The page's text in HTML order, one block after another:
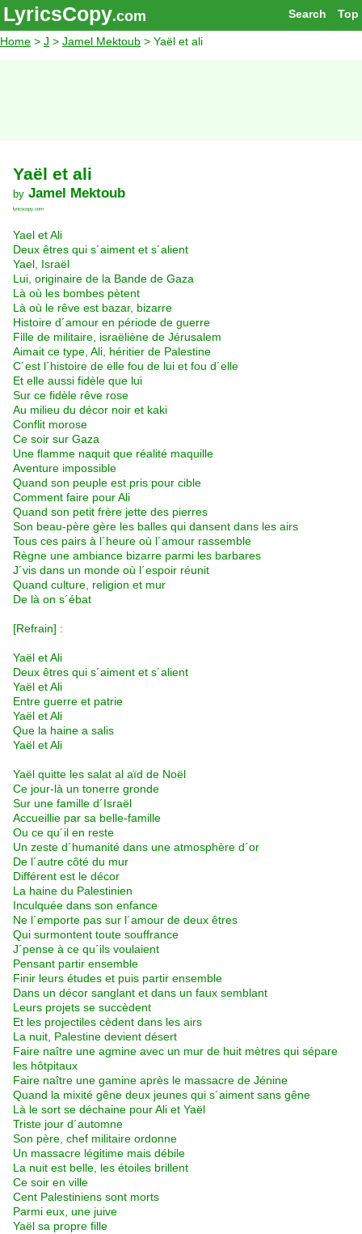
Top
Search
LyricsCopy.com
Home > J > Jamel Mektoub > Yaël et ali
Yaël et ali
by Jamel Mektoub
lyricscopy.com
Yael et Ali
Deux êtres qui s´aiment et s´alient
Yael, Israël
Lui, originaire de la Bande de Gaza
Là où les bombes pètent
Là où le rêve est bazar, bizarre
Histoire d´amour en période de guerre
Fille de militaire, israëliène de Jérusalem
Aimait ce type, Ali, héritier de Palestine
C´est l´histoire de elle fou de lui et fou d´elle
Et elle aussi fidèle que lui
Sur ce fidèle rêve rose
Au milieu du décor noir et kaki
Conflit morose
Ce soir sur Gaza
Une flamme naquit que réalité maquille
Aventure impossible
Quand son peuple est pris pour cible
Comment faire pour Ali
Quand son petit frère jette des pierres
Son beau-père gère les balles qui dansent dans les airs
Tous ces pairs à l´heure où l´amour rassemble
Règne une ambiance bizarre parmi les barbares
J´vis dans un monde où l´espoir réunit
Quand culture, religion et mur
De là on s´ébat
[Refrain] :
Yaël et Ali
Deux êtres qui s´aiment et s´alient
Yaël et Ali
Entre guerre et patrie
Yaël et Ali
Que la haine a salis
Yaël et Ali
Yaël quitte les salat al aïd de Noël
Ce jour-là un tonerre gronde
Sur une famille d´Israël
Accueillie par sa belle-famille
Ou ce qu´il en reste
Un zeste d´humanité dans une atmosphère d´or
De l´autre côté du mur
Différent est le décor
La haine du Palestinien
Inculquée dans son enfance
Ne l´emporte pas sur l´amour de deux êtres
Qui surmontent toute souffrance
J´pense à ce qu´ils voulaient
Pensant partir ensemble
Finir leurs études et puis partir ensemble
Dans un décor sanglant et dans un faux semblant
Leurs projets se succèdent
Et les projectiles cèdent dans les airs
La nuit, Palestine devient désert
Faire naître une agmine avec un mur de huit mètres qui sépare
les hôtpitaux
Faire naître une gamine après le massacre de Jénine
Quand la mixité gêne deux jeunes qui s´aiment sans gêne
Là le sort se déchaine pour Ali et Yaël
Triste jour d´automne
Son père, chef militaire ordonne
Un massacre légitime mais débile
La nuit est belle, les étoiles brillent
Ce soir en ville
Cent Palestiniens sont morts
Parmi eux, une juive
Yaël sa propre fille